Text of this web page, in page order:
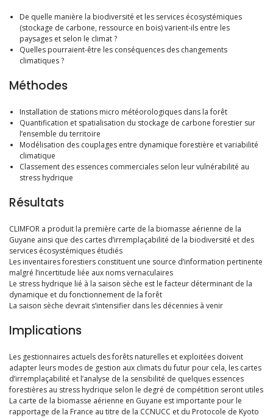
De quelle manière la biodiversité et les services écosystémiques
(stockage de carbone, ressource en bois) varient-ils entre les
paysages et selon le climat ?
Quelles pourraient-être les conséquences des changements
climatiques ?
Méthodes
Installation de stations micro météorologiques dans la forêt
Quantification et spatialisation du stockage de carbone forestier sur
l’ensemble du territoire
Modélisation des couplages entre dynamique forestière et variabilité
climatique
Classement des essences commerciales selon leur vulnérabilité au
stress hydrique
Résultats
CLIMFOR a produit la première carte de la biomasse aérienne de la
Guyane ainsi que des cartes d’irremplaçabilité de la biodiversité et des
services écosystémiques étudiés
Les inventaires forestiers constituent une source d’information pertinente
malgré l’incertitude liée aux noms vernaculaires
Le stress hydrique lié à la saison sèche est le facteur déterminant de la
dynamique et du fonctionnement de la forêt
La saison sèche devrait s’intensifier dans les décennies à venir
Implications
Les gestionnaires actuels des forêts naturelles et exploitées doivent
adapter leurs modes de gestion aux climats du futur pour cela, les cartes
d’irremplaçabilité et l’analyse de la sensibilité de quelques essences
forestières au stress hydrique selon le degré de compétition seront utiles
La carte de la biomasse aérienne en Guyane est importante pour le
rapportage de la France au titre de la CCNUCC et du Protocole de Kyoto